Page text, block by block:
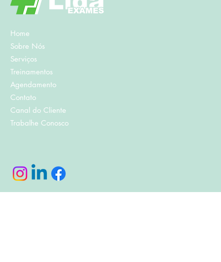
Home
Sobre Nós
Serviços
Treinamentos
Agendamento
Contato
Canal do Cliente
Trabalhe Conosco